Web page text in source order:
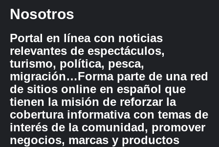
Nosotros
Portal en línea con noticias
relevantes de espectáculos,
turismo, política, pesca,
migración…Forma parte de una red
de sitios online en español que
tienen la misión de reforzar la
cobertura informativa con temas de
interés de la comunidad, promover
negocios, marcas y productos